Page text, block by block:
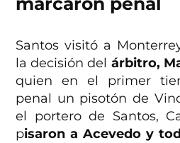
Santos visitó a
la decisión del árbitro,
quien en el primer
penal un pisotón de
el portero de Santos,
pisaron a Acevedo y